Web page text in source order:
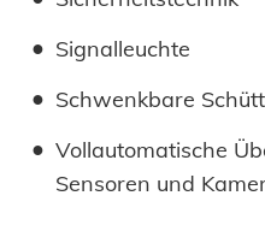
Signalleuchte
Schwenkbare
Vollautomatische
Sensoren und